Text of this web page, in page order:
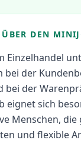
ÜBER DEN
Einzelhandel
bei der
bei der
eignet sich
Menschen, die
und flexible